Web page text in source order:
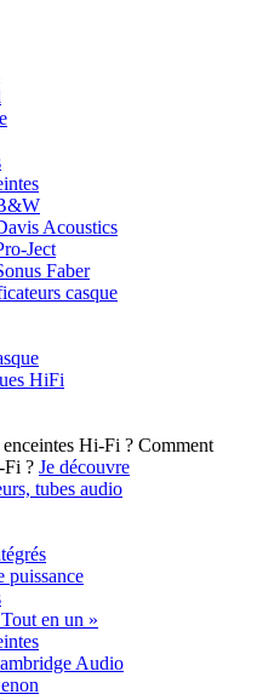
Acoustics
Ject
Faber
casque
HiFi
Comment
Fi ? Je découvre
tubes audio
puissance
en un »
Audio